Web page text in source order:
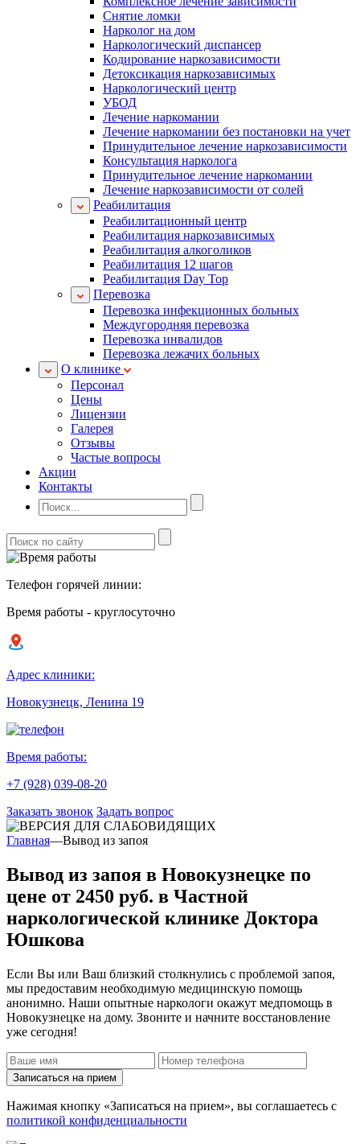
Снятие ломки
Нарколог на дом
Наркологический диспансер
Кодирование наркозависимости
Детоксикация наркозависимых
Наркологический центр
УБОД
Лечение наркомании
Лечение наркомании без постановки на учет
Принудительное лечение наркозависимости
Консультация нарколога
Принудительное лечение наркомании
Лечение наркозависимости от солей
Реабилитация
Реабилитационный центр
Реабилитация наркозависимых
Реабилитация алкоголиков
Реабилитация 12 шагов
Реабилитация Day Top
Перевозка
Перевозка инфекционных больных
Междугородняя перевозка
Перевозка инвалидов
Перевозка лежачих больных
О клинике
Персонал
Цены
Лицензии
Галерея
Отзывы
Частые вопросы
Акции
Контакты
Телефон горячей линии:
Время работы - круглосуточно
Адрес клиники:
Новокузнецк, Ленина 19
Время работы:
+7 (928) 039-08-20
Заказать звонок Задать вопрос
Главная—Вывод из запоя
Вывод из запоя в Новокузнецке по
цене от 2450 руб. в Частной
наркологической клинике Доктора
Юшкова
Если Вы или Ваш близкий столкнулись с проблемой запоя,
мы предоставим необходимую медицинскую помощь
анонимно. Наши опытные наркологи окажут медпомощь в
Новокузнецке на дому. Звоните и начните восстановление
уже сегодня!
Записаться на прием
Нажимая кнопку «Записаться на прием», вы соглашаетесь с
политикой конфиденциальности